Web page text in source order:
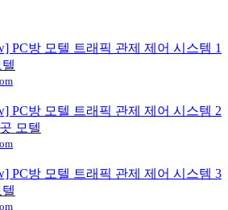
PC방 모텔 트래픽 관제 제어 시스템 1
PC방 모텔 트래픽 관제 제어 시스템 2
모텔
PC방 모텔 트래픽 관제 제어 시스템 3